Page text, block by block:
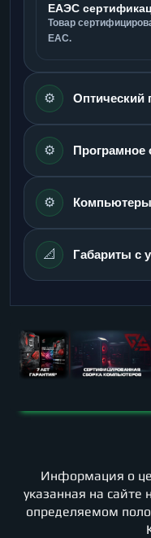
ЕАЭС
Товар
ЕАС.
⚙️ Оптический
⚙️ Програмное
⚙️
📐 Габариты с
Информация о
указанная на
определяемом